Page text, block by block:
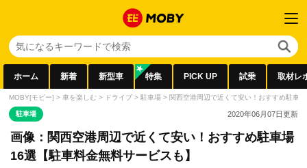
ホーム 新着 新型車 特集 PICK UP 試乗 取材レ
MOBY[モビー] > 車を楽しむ > ドライブ > 駐車場 > 関西空港周辺で近くて安い！おすすめ駐車
駐車場 2020年06月07日更新
画像：関西空港周辺で近くて安い！おすすめ駐車場
16選【駐車料金無料サービスも】